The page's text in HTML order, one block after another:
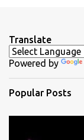
t
s
Translate
Powered by
Popular Posts